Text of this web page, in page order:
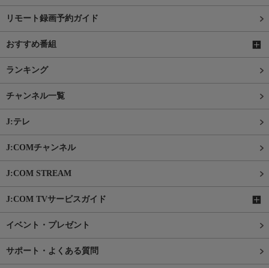
リモート録画予約ガイド
おすすめ番組
ランキング
チャンネル一覧
J:テレ
J:COMチャンネル
J:COM STREAM
J:COM TVサービスガイド
イベント・プレゼント
サポート・よくある質問